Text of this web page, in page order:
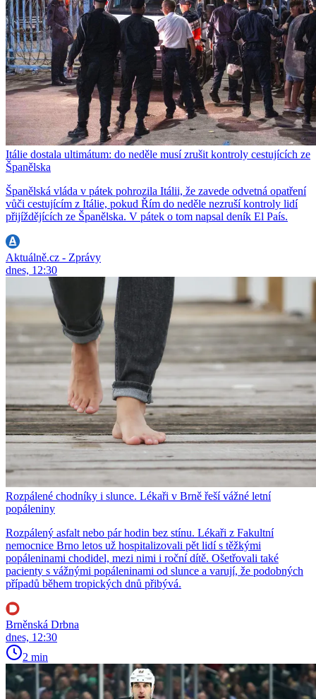
Itálie dostala ultimátum: do neděle musí zrušit kontroly cestujících ze
Španělska
Španělská vláda v pátek pohrozila Itálii, že zavede odvetná opatření
vůči cestujícím z Itálie, pokud Řím do neděle nezruší kontroly lidí
přijíždějících ze Španělska. V pátek o tom napsal deník El País.
Aktuálně.cz - Zprávy
dnes, 12:30
Rozpálené chodníky i slunce. Lékaři v Brně řeší vážné letní
popáleniny
Rozpálený asfalt nebo pár hodin bez stínu. Lékaři z Fakultní
nemocnice Brno letos už hospitalizovali pět lidí s těžkými
popáleninami chodidel, mezi nimi i roční dítě. Ošetřovali také
pacienty s vážnými popáleninami od slunce a varují, že podobných
případů během tropických dnů přibývá.
Brněnská Drbna
dnes, 12:30
2 min